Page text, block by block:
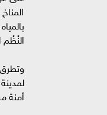
النُظُم
أمنة